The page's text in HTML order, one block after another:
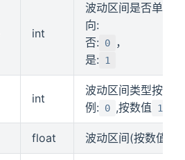
int
波动区间是否单
向:
否:
0
，
是:
1
int
波动区间类型按比
例: 0 ,按数值 1
float 波动区间(按数值)